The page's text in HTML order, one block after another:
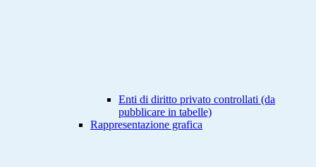
Enti di diritto privato controllati (da
pubblicare in tabelle)
Rappresentazione grafica